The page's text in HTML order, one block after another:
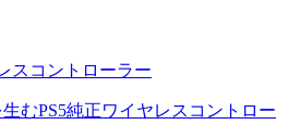
スコントローラー
むPS5純正ワイヤレスコントロー